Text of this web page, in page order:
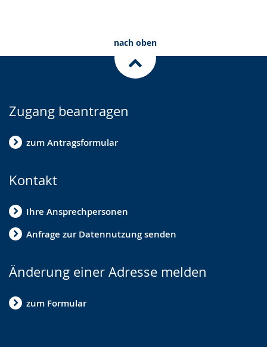
nach oben
Zugang beantragen
zum Antragsformular
Kontakt
Ihre Ansprechpersonen
Anfrage zur Datennutzung senden
Änderung einer Adresse melden
zum Formular